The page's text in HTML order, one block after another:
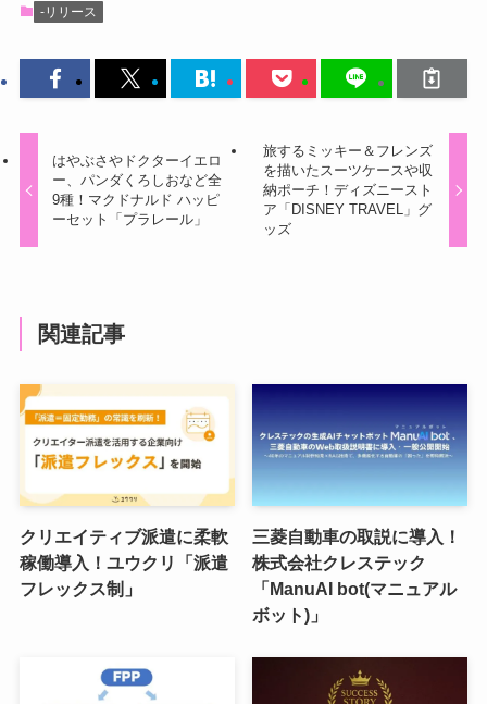
-リリース
はやぶさやドクターイエロ
ー、パンダくろしおなど全
9種！マクドナルド ハッピ
ーセット「プラレール」
旅するミッキー＆フレンズ
を描いたスーツケースや収
納ポーチ！ディズニースト
ア「DISNEY TRAVEL」グ
ッズ
関連記事
クリエイティブ派遣に柔軟
稼働導入！ユウクリ「派遣
フレックス制」
三菱自動車の取説に導入！
株式会社クレステック
「ManuAI bot(マニュアル
ボット)」